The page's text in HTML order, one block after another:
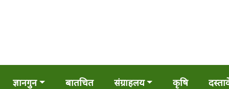
ज्ञानगुन बातचित संग्राहलय कृषि